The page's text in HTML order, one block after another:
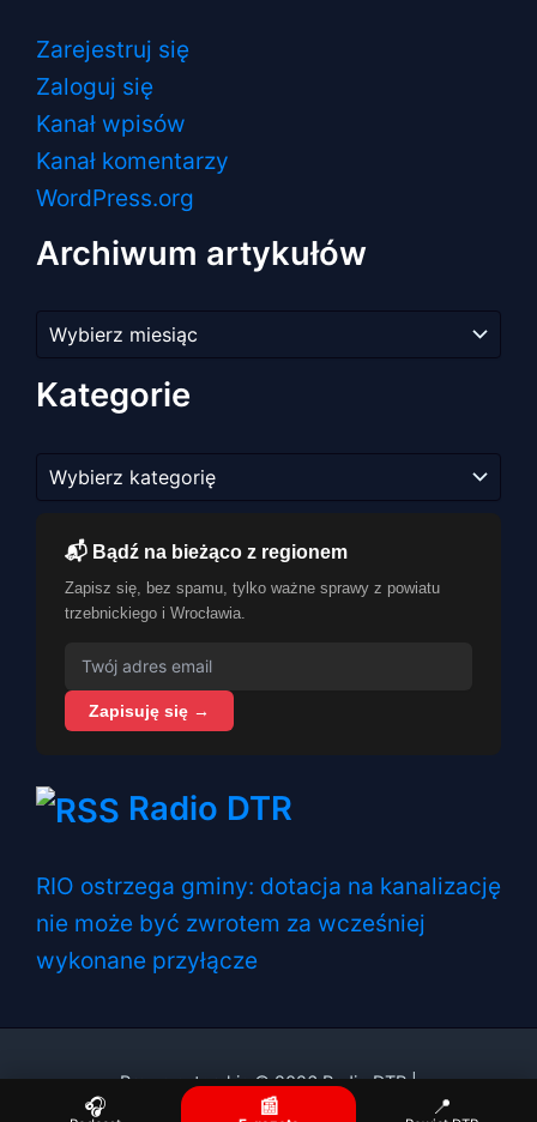
Zarejestruj się
Zaloguj się
Kanał wpisów
Kanał komentarzy
WordPress.org
Archiwum artykułów
artykułów
Kategorie
📬 Bądź na bieżąco z regionem
Zapisz się, bez spamu, tylko ważne sprawy z powiatu
trzebnickiego i Wrocławia.
Zapisuję się →
Radio DTR
RIO ostrzega gminy: dotacja na kanalizację
nie może być zwrotem za wcześniej
wykonane przyłącze
Prawa autorskie © 2026 Radio DTR |
🎧 📰 📍